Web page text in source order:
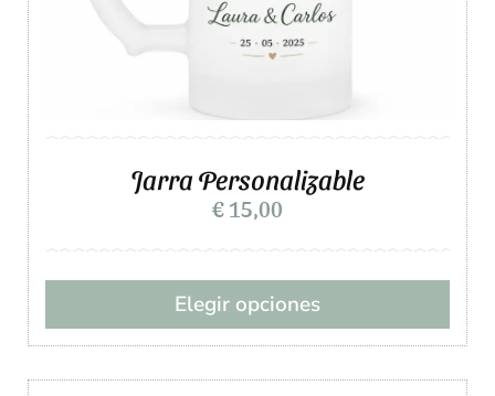
Jarra Personalizable
€15,00
Elegir opciones